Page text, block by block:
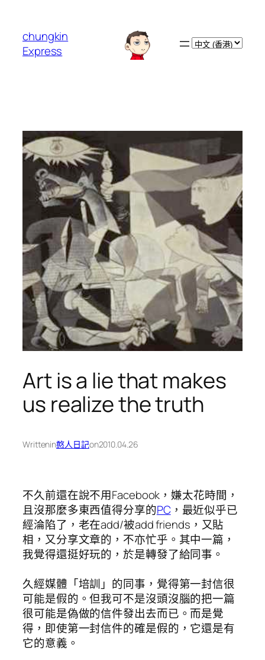
chungkin
Express
Choose
Art is a lie that makes
us realize the truth
Writtenin憨人日記on2010.04.26
不久前還在說不用Facebook，嫌太花時間，
且沒那麼多東西值得分享的PC，最近似乎已
經淪陷了，老在add/被add friends，又貼
相，又分享文章的，不亦忙乎。其中一篇，
我覺得還挺好玩的，於是轉發了給同事。
久經媒體「培訓」的同事，覺得第一封信很
可能是假的。但我可不是沒頭沒腦的把一篇
很可能是偽做的信件發出去而已。而是覺
得，即使第一封信件的確是假的，它還是有
它的意義。